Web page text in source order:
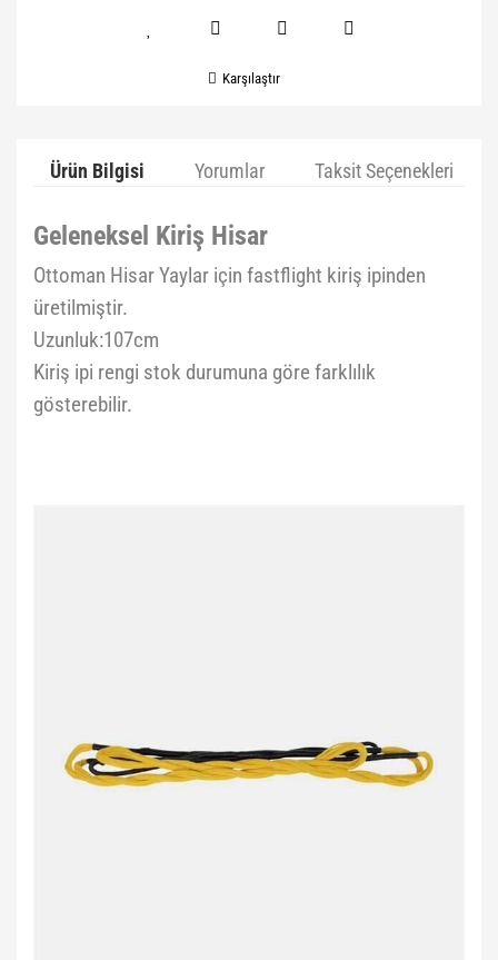
Karşılaştır
Ürün Bilgisi Yorumlar Taksit Seçenekleri
Geleneksel Kiriş Hisar
Ottoman Hisar Yaylar için fastflight kiriş ipinden
üretilmiştir.
Uzunluk:107cm
Kiriş ipi rengi stok durumuna göre farklılık
gösterebilir.